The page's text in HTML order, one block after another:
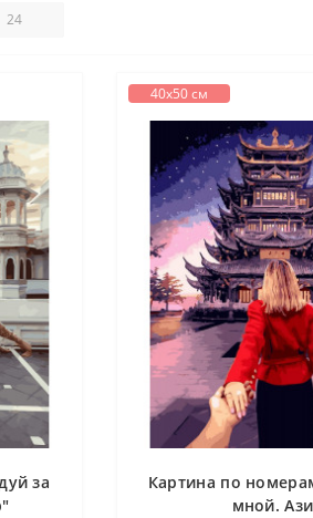
за
40х50 см
Картина по
мной.